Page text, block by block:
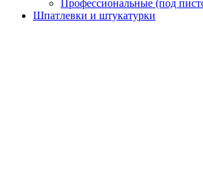
Профессиональные (под
Шпатлевки и штукатурки